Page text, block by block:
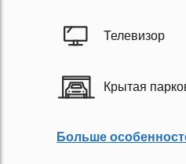
Телевизор
Крытая
Больше